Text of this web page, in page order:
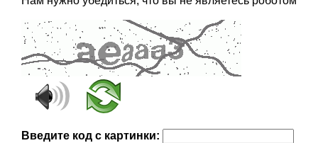
Введите код с картинки: